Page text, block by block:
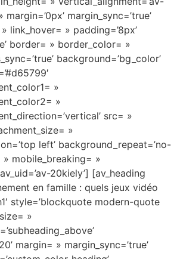
margin_sync=’true’
link_hover= » padding=’8px’
border= » border_color= »
background=’bg_color’
»
»
src= »
»
left’ background_repeat=’no-
» mobile_breaking= »
20kiely’] [av_heading
en famille : quels jeux vidéo
style=’blockquote modern-quote
»
margin= » margin_sync=’true’